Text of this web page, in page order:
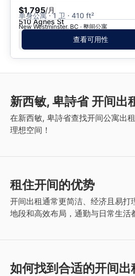
$1,795/月
单身公寓 · 1 卫 · 410 ft²
510 Agnes St
New Westminster, BC · 整间公寓
查看可用性
新西敏, 卑詩省 开间出
在新西敏, 卑詩省查找开间公寓出
理想空间！
租住开间的优势
开间出租通常更简洁、经济且易
地段和高效布局，通勤与日常生活
如何找到合适的开间出